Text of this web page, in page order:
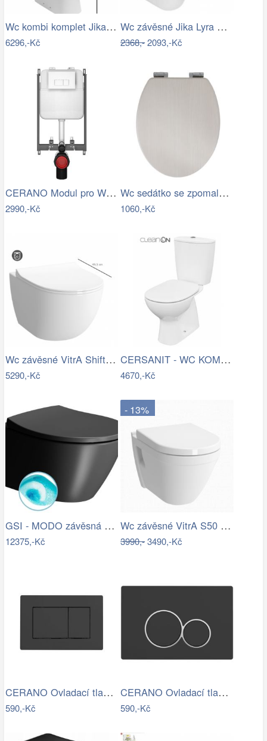
Wc kombi komplet Jika Deep spodní odpad…
6296,-Kč
Wc závěsné Jika Lyra Plus zadní odpad…
2368,-2093,-Kč
CERANO Modul pro WC závěsné Prime - pro…
2990,-Kč
Wc sedátko se zpomalovacím mechanismem…
1060,-Kč
Wc závěsné VitrA Shift zadní odpad 7747…
5290,-Kč
CERSANIT - WC KOMBI 682 ARTECO CO 020 3…
4670,-Kč
GSI - MODO závěsná WC mísa, Swirlflush,…
12375,-Kč
- 13%
Wc závěsné VitrA S50 zadní odpad 5618…
3990,-3490,-Kč
CERANO Ovladací tlačítko WC modulů Lite…
590,-Kč
CERANO Ovladací tlačítko WC modulů Lite…
590,-Kč